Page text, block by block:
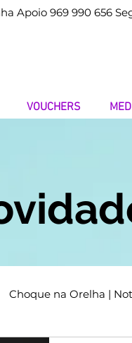
Apoio 969 990 656
VOUCHERS
Choque na Orelha |